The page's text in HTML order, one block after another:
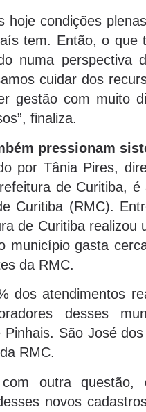
hoje condições
tem. Então, o que
numa perspectiva
cuidar dos
gestão com muito
finaliza.
pressionam
por Tânia Pires,
de Curitiba,
Curitiba (RMC).
de Curitiba realizou
município gasta
da RMC.
dos atendimentos
desses
Pinhais. São José
RMC.
com outra
novos